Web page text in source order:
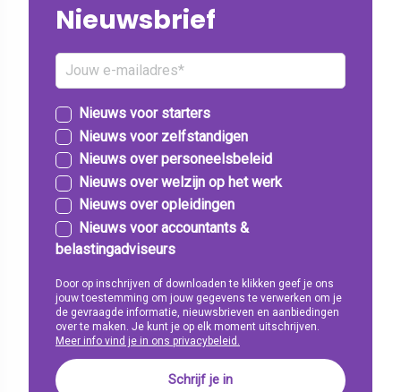
Nieuwsbrief
Nieuws voor starters
Nieuws voor zelfstandigen
Nieuws over personeelsbeleid
Nieuws over welzijn op het werk
Nieuws over opleidingen
Nieuws voor accountants &
belastingadviseurs
Door op inschrijven of downloaden te klikken geef je ons
jouw toestemming om jouw gegevens te verwerken om je
de gevraagde informatie, nieuwsbrieven en aanbiedingen
over te maken. Je kunt je op elk moment uitschrijven.
Meer info vind je in ons privacybeleid.